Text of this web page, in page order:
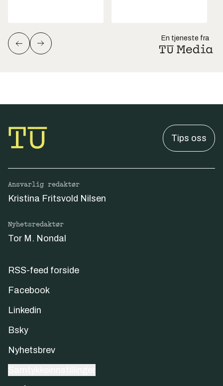
En tjeneste fra
Tips oss
Ansvarlig redaktør
Kristina Fritsvold Nilsen
Nyhetsredaktør
Tor M. Nondal
RSS-feed forside
Facebook
Linkedin
Bsky
Nyhetsbrev